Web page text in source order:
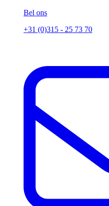
Bel ons
+31 (0)315 - 25 73 70